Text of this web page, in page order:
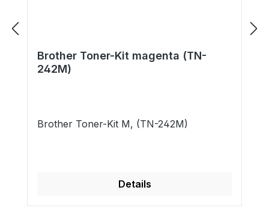
Brother Toner-Kit magenta (TN-
242M)
Brother Toner-Kit M, (TN-242M)
Details